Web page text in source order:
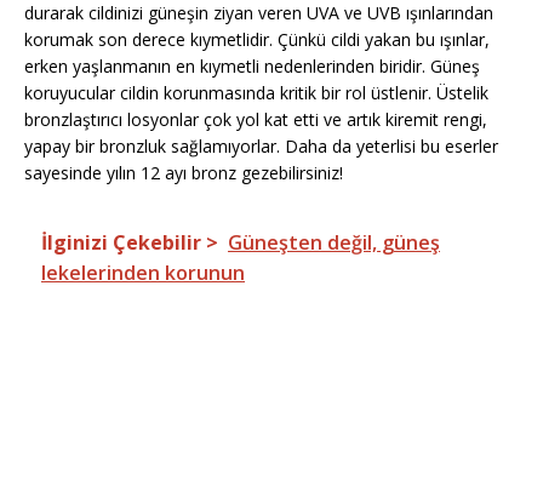
durarak cildinizi güneşin ziyan veren UVA ve UVB ışınlarından
korumak son derece kıymetlidir. Çünkü cildi yakan bu ışınlar,
erken yaşlanmanın en kıymetli nedenlerinden biridir. Güneş
koruyucular cildin korunmasında kritik bir rol üstlenir. Üstelik
bronzlaştırıcı losyonlar çok yol kat etti ve artık kiremit rengi,
yapay bir bronzluk sağlamıyorlar. Daha da yeterlisi bu eserler
sayesinde yılın 12 ayı bronz gezebilirsiniz!
İlginizi Çekebilir > Güneşten değil, güneş
lekelerinden korunun